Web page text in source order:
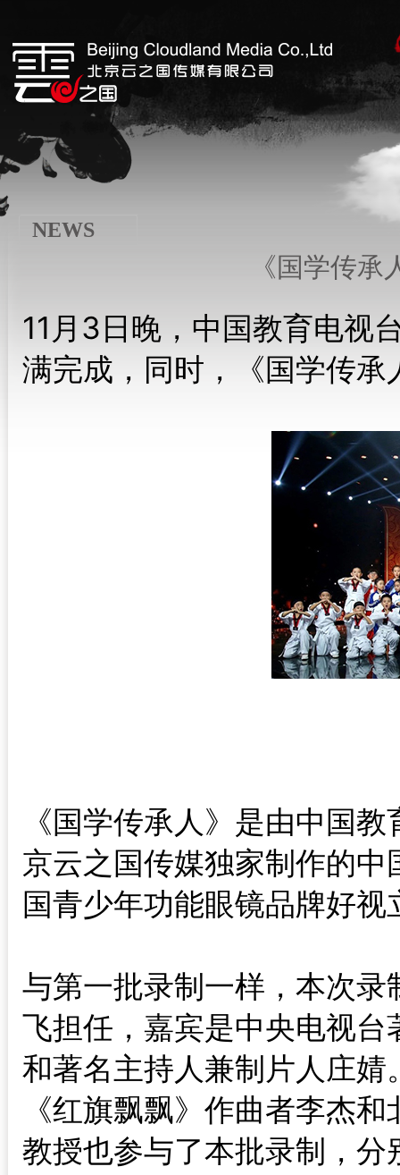
NEWS
《国学传
11月3日晚，中国教育电视
满完成，同时，《国学传
《国学传承人》是由中国
京云之国传媒独家制作的
国青少年功能眼镜品牌好
与第一批录制一样，本次
飞担任，嘉宾是中央电视台
和著名主持人兼制片人庄婧
《红旗飘飘》作曲者李杰
教授也参与了本批录制，